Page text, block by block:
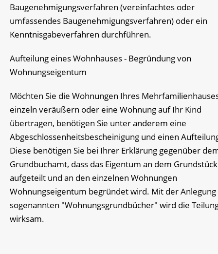
Baugenehmigungsverfahren (vereinfachtes oder
umfassendes Baugenehmigungsverfahren) oder ein
Kenntnisgabeverfahren durchführen.
Aufteilung eines Wohnhauses - Begründung von
Wohnungseigentum
Möchten Sie die Wohnungen Ihres
einzeln veräußern oder eine Wohnung auf Ihr Kind
übertragen, benötigen Sie unter anderem eine
Abgeschlossenheitsbescheinigung und einen
Diese benötigen Sie bei Ihrer Erklärung gegenüber
Grundbuchamt, dass das Eigentum an dem Grundstück
aufgeteilt und an den einzelnen Wohnungen
Wohnungseigentum begründet wird. Mit der
sogenannten "Wohnungsgrundbücher" wird die
wirksam.